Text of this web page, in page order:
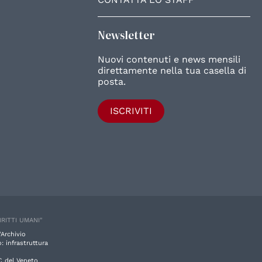
Newsletter
Nuovi contenuti e news mensili
direttamente nella tua casella di
posta.
ISCRIVITI
UMANI"
infrastruttura